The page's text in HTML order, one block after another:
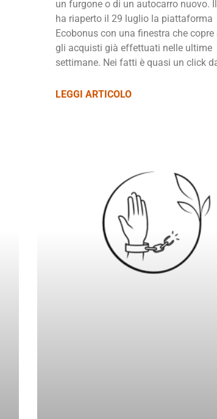
un furgone o di un autocarro nuovo.
ha riaperto il 29 luglio la piattaforma
Ecobonus con una finestra che copre
gli acquisti già effettuati nelle ultime
settimane. Nei fatti è quasi un click
LEGGI ARTICOLO